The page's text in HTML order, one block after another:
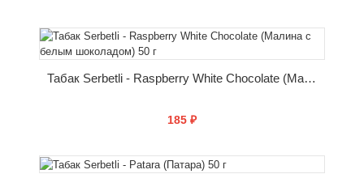
КУПИТЬ
Табак Serbetli - Raspberry White Chocolate (Малина с белым шоколадом) 50 г
185 ₽
КУПИТЬ